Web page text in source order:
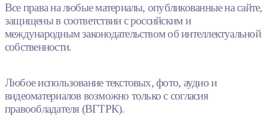
Все права на любые материалы, опубликованные на сайте,
защищены в соответствии с российским и
международным законодательством об интеллектуальной
собственности.
Любое использование текстовых, фото, аудио и
видеоматериалов возможно только с согласия
правообладателя (ВГТРК).